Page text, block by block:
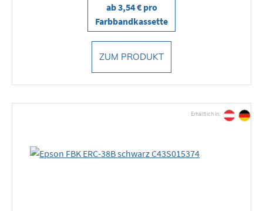
ab 3,54 € pro
Farbbandkassette
ZUM PRODUKT
Erhältlich in: